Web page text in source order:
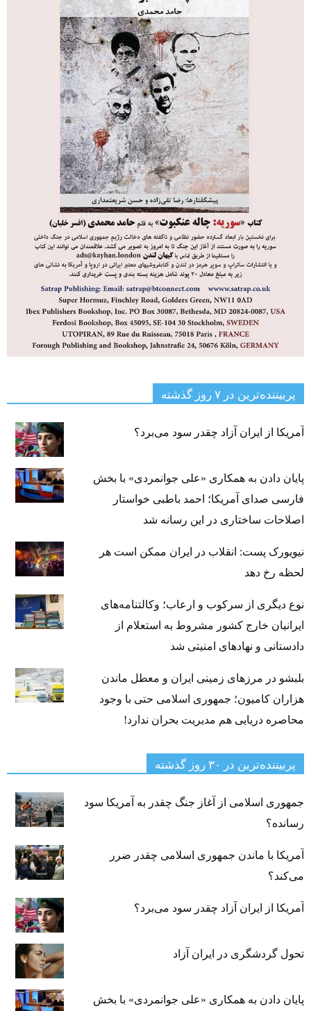
پربیننده‌ترین‌ در ۷ روز گذشته
آمریکا از ایران آزاد چقدر سود می‌برد؟
پایان دادن به همکاری «علی جوانمردی» با بخش
فارسی صدای آمریکا؛ احمد باطبی خواستار
اصلاحات ساختاری در این رسانه شد
نیویورک پست: انقلاب در ایران ممکن است هر
لحظه رخ دهد
نوع دیگری از سرکوب و ارعاب؛ وکالتنامه‌های
ایرانیان خارج کشور مشروط به استعلام از
دادستانی و نهادهای امنیتی شد
بلبشو در مرزهای زمینی ایران و معطل ماندن
هزاران کامیون؛ جمهوری اسلامی حتی با وجود
محاصره دریایی هم مدیریت بحران ندارد!
پربیننده‌ترین‌ در ۳۰ روز گذشته
جمهوری اسلامی از آغاز جنگ چقدر به آمریکا سود
رسانده؟
آمریکا با ماندن جمهوری اسلامی چقدر ضرر
می‌کند؟
آمریکا از ایران آزاد چقدر سود می‌برد؟
تحول گردشگری در ایران آزاد
پایان دادن به همکاری «علی جوانمردی» با بخش